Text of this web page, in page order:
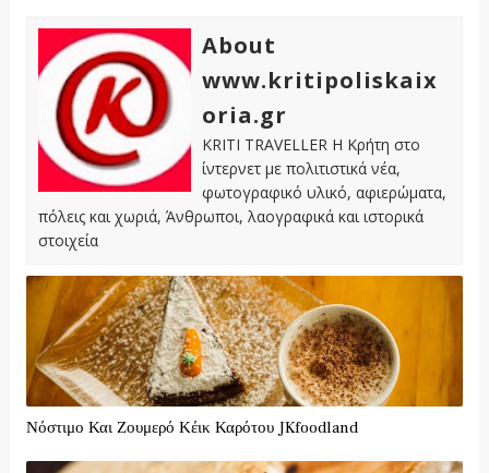
About
www.kritipoliskaix
oria.gr
KRITI TRAVELLER Η Κρήτη στο
ίντερνετ με πολιτιστικά νέα,
φωτογραφικό υλικό, αφιερώματα,
πόλεις και χωριά, Άνθρωποι, λαογραφικά και ιστορικά
στοιχεία
Νόστιμο Και Ζουμερό Κέικ Καρότου JKfoodland